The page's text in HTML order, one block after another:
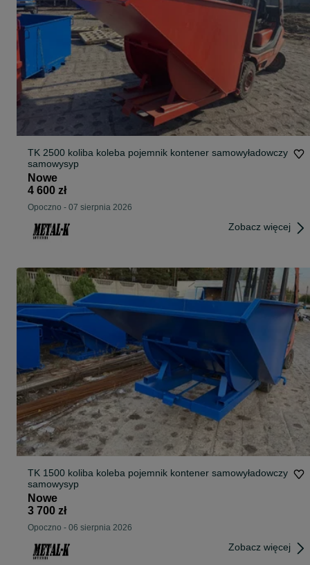
TK 2500 koliba koleba pojemnik kontener samowyładowczy
samowysyp
Nowe
4 600 zł
Opoczno - 07 sierpnia 2026
Zobacz więcej
TK 1500 koliba koleba pojemnik kontener samowyładowczy
samowysyp
Nowe
3 700 zł
Opoczno - 06 sierpnia 2026
Zobacz więcej